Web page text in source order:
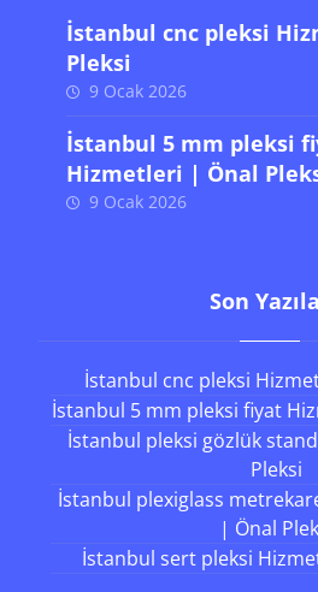
İstanbul cnc pleksi
Pleksi
9 Ocak 2026
İstanbul 5 mm pleksi
Hizmetleri | Önal
9 Ocak 2026
Son
İstanbul cnc pleksi
İstanbul 5 mm pleksi fiyat
İstanbul pleksi gözlük
Pleksi
İstanbul plexiglass
| Önal
İstanbul sert pleksi